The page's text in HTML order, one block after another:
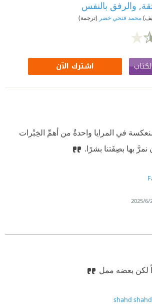
والرفق بالنفس
محمد فتحي خضر (ترجمة)
اشترك الآن
في المرايا واحدةٌ من أهمِّ الخِبْرات
بها بصِفَتنا بشرًا.
لكن بعضه ممل
shahd